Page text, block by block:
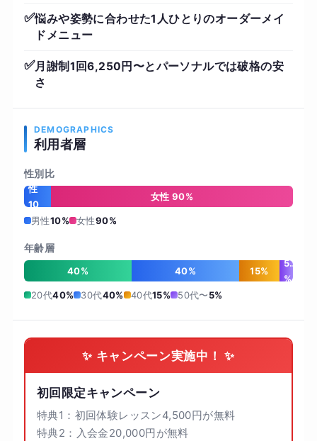
✅悩みや姿勢に合わせた1人ひとりのオーダーメイ
ドメニュー
✅月謝制1回6,250円〜とパーソナルでは破格の安
さ
DEMOGRAPHICS
利用者層
性別比
男
性
10
%
女性 90%
男性10% 女性90%
年齢層
40% 40% 15%
5
%
20代40% 30代40% 40代15% 50代〜5%
✨ キャンペーン実施中！ ✨
初回限定キャンペーン
特典1：初回体験レッスン4,500円が無料
特典2：入会金20,000円が無料